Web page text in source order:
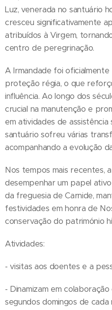
Luz, venerada no santuário
cresceu significativamente
atribuídos à Virgem,
centro de peregrinação.
A Irmandade foi
proteção régia, o que
influência. Ao longo dos
crucial na manutenção e
em atividades de assistência
santuário sofreu várias
acompanhando a evolução
Nos tempos mais recentes,
desempenhar um papel
da freguesia de Carnide,
festividades em honra de
conservação do património
Atividades:
- visitas aos doentes e a
- ⁠Dinamizam em
segundos domingos de